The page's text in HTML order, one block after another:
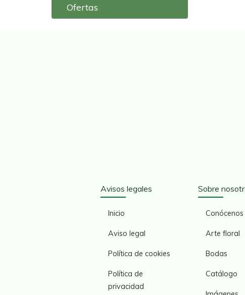
Ofertas
Avisos legales
Inicio
Aviso legal
Política de cookies
Política de
privacidad
Sobre
Conócenos
Arte floral
Bodas
Catálogo